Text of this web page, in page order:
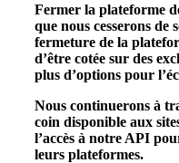
Fermer la plateforme
que nous cesserons
fermeture de la
d’être cotée sur des
plus d’options pour
Nous continuerons à
coin disponible aux
l’accès à notre API
leurs plateformes.